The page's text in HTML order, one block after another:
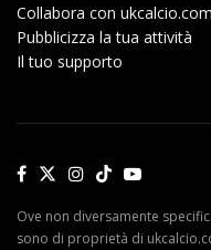
Collabora con ukcalcio.com
Pubblicizza la tua attività
Il tuo supporto
Ove non diversamente
sono di proprietà di